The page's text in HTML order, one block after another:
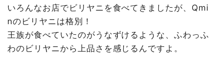
いろんなお店でビリヤニを食べてきましたが、Qmi
nのビリヤニは格別！
王族が食べていたのがうなずけるような、ふわっふ
わのビリヤニから上品さを感じるんですよ。